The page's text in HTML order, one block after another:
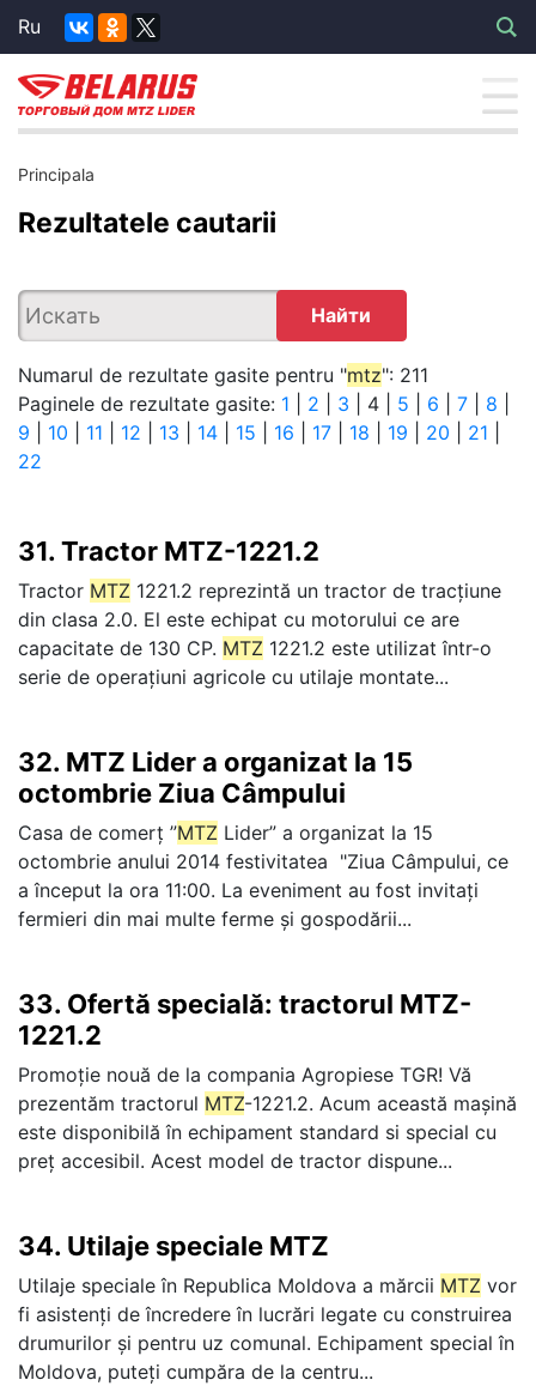
Ru
Principala
Rezultatele cautarii
Найти
Numarul de rezultate gasite pentru "mtz": 211
Paginele de rezultate gasite: 1 2 3 4 5 6 7 8
9
10 11 12 13 14 15 16 17 18 19 20 21
22
31. Tractor MTZ-1221.2
Tractor MTZ 1221.2 reprezintă un tractor de tracțiune
din clasa 2.0. El este echipat cu motorului ce are
capacitate de 130 CP. MTZ 1221.2 este utilizat într-o
serie de operațiuni agricole cu utilaje montate...
32. MTZ Lider a organizat la 15
octombrie Ziua Câmpului
Casa de comerț ”MTZ Lider” a organizat la 15
octombrie anului 2014 festivitatea "Ziua Câmpului, ce
a început la ora 11:00. La eveniment au fost invitați
fermieri din mai multe ferme și gospodării...
33. Ofertă specială: tractorul MTZ-
1221.2
Promoție nouă de la compania Agropiese TGR! Vă
prezentăm tractorul MTZ-1221.2. Acum această mașină
este disponibilă în echipament standard si special cu
preț accesibil. Acest model de tractor dispune...
34. Utilaje speciale MTZ
Utilaje speciale în Republica Moldova a mărcii MTZ vor
fi asistenți de încredere în lucrări legate cu construirea
drumurilor și pentru uz comunal. Echipament special în
Moldova, puteți cumpăra de la centru...